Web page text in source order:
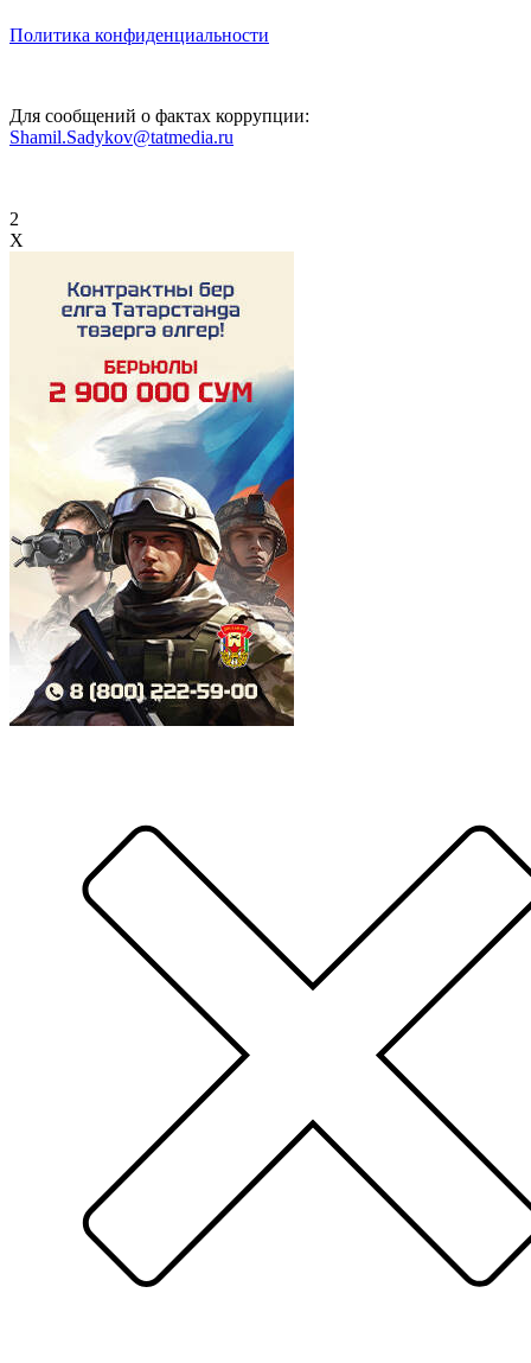
Политика конфиденциальности
Для сообщений о фактах коррупции:
Shamil.Sadykov@tatmedia.ru
2
X